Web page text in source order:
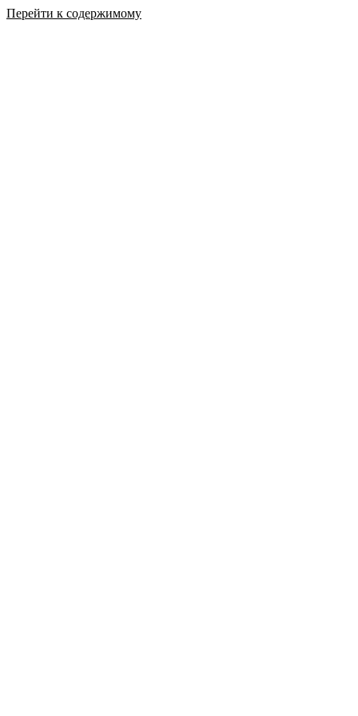
Перейти к содержимому